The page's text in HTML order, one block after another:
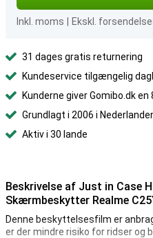
Inkl. moms Ekskl.
31 dages gratis returnering
Kundeservice tilgængelig
Kunderne giver Gomibo.dk
Grundlagt i 2006 i
Aktiv i 30 lande
Beskrivelse af Just in Case
Skærmbeskytter Realme
Denne beskyttelsesfilm er
er der mindre risiko for ridser og